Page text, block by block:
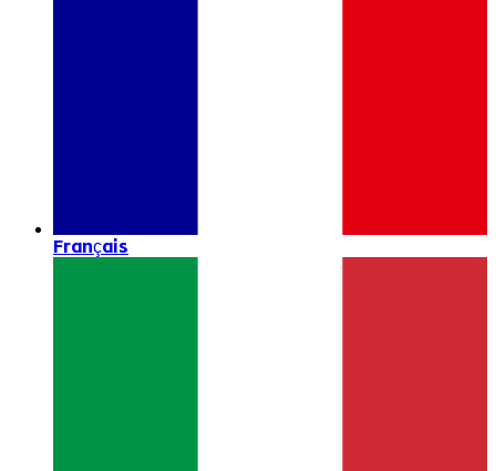
Français